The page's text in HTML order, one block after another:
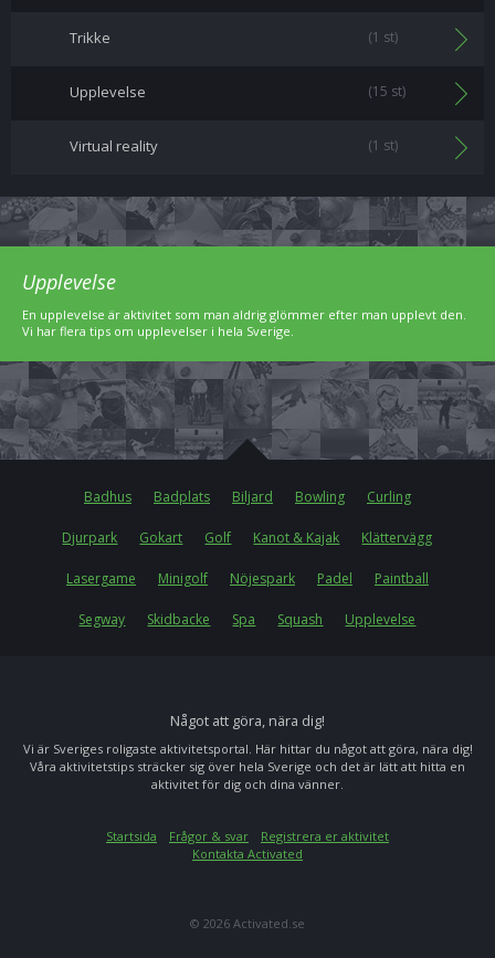
Trikke (1 st)
Upplevelse (15 st)
Virtual reality (1 st)
Upplevelse
En upplevelse är aktivitet som man aldrig glömmer efter man upplevt den.
Vi har flera tips om upplevelser i hela Sverige.
Badhus Badplats Biljard Bowling Curling
Djurpark Gokart Golf Kanot & Kajak Klättervägg
Lasergame Minigolf Nöjespark Padel Paintball
Segway Skidbacke Spa Squash Upplevelse
Något att göra, nära dig!
Vi är Sveriges roligaste aktivitetsportal. Här hittar du något att göra, nära dig!
Våra aktivitetstips sträcker sig över hela Sverige och det är lätt att hitta en
aktivitet för dig och dina vänner.
Startsida Frågor & svar
Registrera er aktivitet
Kontakta Activated
© 2026 Activated.se